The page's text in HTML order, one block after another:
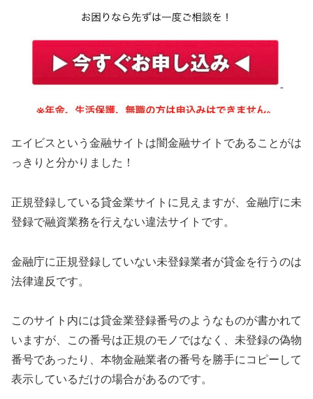
エイビス という金融サイトは闇金融サイトであることがは
っきりと分かりました！
正規登録している貸金業サイトに見えますが、金融庁に未
登録で融資業務を行えない違法サイトです。
金融庁に正規登録していない未登録業者が貸金を行うのは
法律違反です。
このサイト内には貸金業登録番号のようなものが書かれて
いますが、この番号は正規のモノではなく、未登録の偽物
番号であったり、本物金融業者の番号を勝手にコピーして
表示しているだけの場合があるのです。